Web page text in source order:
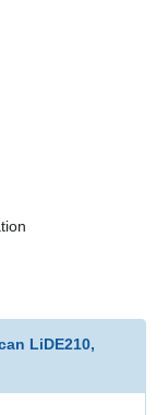
LiDE210,